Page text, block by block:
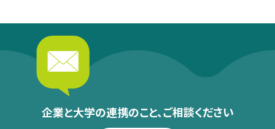
企業と大学の連携のこと、ご相談ください